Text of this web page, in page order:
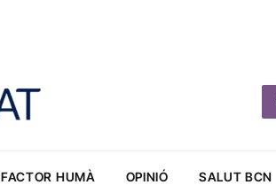
FACTOR HUMÀ OPINIÓ SALUT BCN